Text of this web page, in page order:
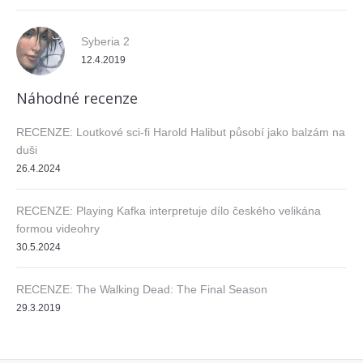
Syberia 2
12.4.2019
Náhodné recenze
RECENZE: Loutkové sci-fi Harold Halibut působí jako balzám na
duši
26.4.2024
RECENZE: Playing Kafka interpretuje dílo českého velikána
formou videohry
30.5.2024
RECENZE: The Walking Dead: The Final Season
29.3.2019